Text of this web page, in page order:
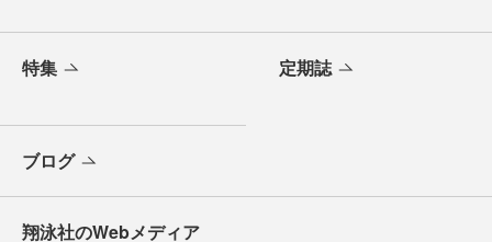
特集 定期誌
ブログ
翔泳社のWebメディア